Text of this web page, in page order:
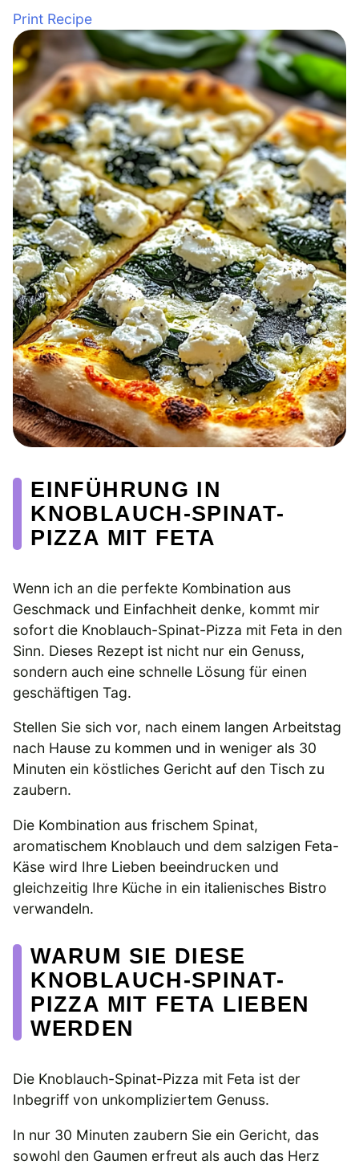
Print Recipe
EINFÜHRUNG IN
KNOBLAUCH-SPINAT-
PIZZA MIT FETA
Wenn ich an die perfekte Kombination aus
Geschmack und Einfachheit denke, kommt mir
sofort die Knoblauch-Spinat-Pizza mit Feta in den
Sinn. Dieses Rezept ist nicht nur ein Genuss,
sondern auch eine schnelle Lösung für einen
geschäftigen Tag.
Stellen Sie sich vor, nach einem langen Arbeitstag
nach Hause zu kommen und in weniger als 30
Minuten ein köstliches Gericht auf den Tisch zu
zaubern.
Die Kombination aus frischem Spinat,
aromatischem Knoblauch und dem salzigen Feta-
Käse wird Ihre Lieben beeindrucken und
gleichzeitig Ihre Küche in ein italienisches Bistro
verwandeln.
WARUM SIE DIESE
KNOBLAUCH-SPINAT-
PIZZA MIT FETA LIEBEN
WERDEN
Die Knoblauch-Spinat-Pizza mit Feta ist der
Inbegriff von unkompliziertem Genuss.
In nur 30 Minuten zaubern Sie ein Gericht, das
sowohl den Gaumen erfreut als auch das Herz